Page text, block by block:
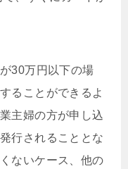
30万円以下の場
ることができるよ
主婦の方が申し込
行されることとな
ないケース、他の